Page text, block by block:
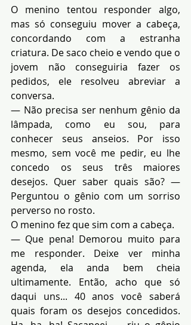
O menino tentou responder algo,
mas só conseguiu mover a cabeça,
concordando com a estranha
criatura. De saco cheio e vendo que o
jovem não conseguiria fazer os
pedidos, ele resolveu abreviar a
conversa.
— Não precisa ser nenhum gênio da
lâmpada, como eu sou, para
conhecer seus anseios. Por isso
mesmo, sem você me pedir, eu lhe
concedo os seus três maiores
desejos. Quer saber quais são? —
Perguntou o gênio com um sorriso
perverso no rosto.
O menino fez que sim com a cabeça.
— Que pena! Demorou muito para
me responder. Deixe ver minha
agenda, ela anda bem cheia
ultimamente. Então, acho que só
daqui uns... 40 anos você saberá
quais foram os desejos concedidos.